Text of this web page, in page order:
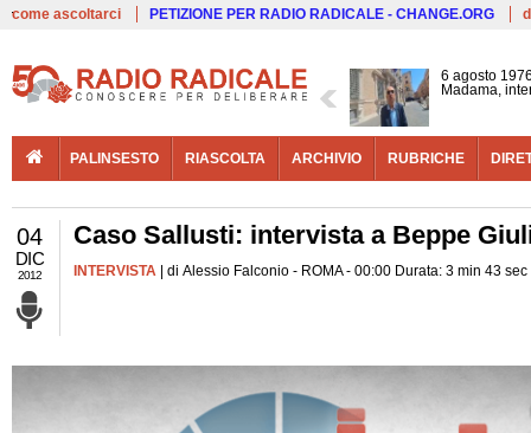
come ascoltarci PETIZIONE PER RADIO RADICALE - CHANGE.ORG
6 agosto
Madama,
PALINSESTO RIASCOLTA ARCHIVIO RUBRICHE
04
DIC
2012
Caso Sallusti: intervista a Beppe
INTERVISTA | di Alessio Falconio - ROMA - 00:00 Durata: 3 min 43 sec